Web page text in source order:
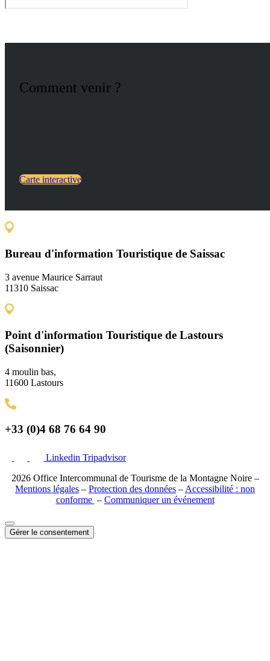
Comment venir ?
Carte interactive
Bureau d'information Touristique de Saissac
3 avenue Maurice Sarraut
11310 Saissac
Point d'information Touristique de Lastours
(Saisonnier)
4 moulin bas,
11600 Lastours
+33 (0)4 68 76 64 90
Linkedin Tripadvisor
2026 Office Intercommunal de Tourisme de la Montagne Noire –
Mentions légales – Protection des données – Accessibilité : non
conforme – Communiquer un événement
Gérer le consentement